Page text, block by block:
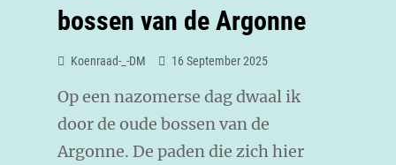
bossen van de Argonne
Koenraad-_-DM 16 September 2025
Op een nazomerse dag dwaal ik
door de oude bossen van de
Argonne. De paden die zich hier